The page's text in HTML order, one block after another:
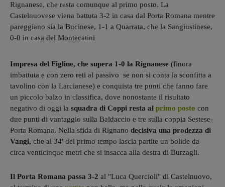
Rignanese, che resta comunque al primo posto. La
Castelnuovese viena battuta 3-2 in casa dal Porta Romana mentre
pareggiano sia la Bucinese, 1-1 a Quarrata, che la Sangiustinese,
0-0 in casa del Montecatini
Impresa del Figline, che supera 1-0 la Rignanese (finora
imbattuta e con zero reti al passivo se non si conta la sconfitta a
tavolino con la Larcianese) e conquista tre punti che fanno fare
un piccolo balzo in classifica, dove nonostante il risultato
negativo di oggi la squadra di Coppi resta al primo posto con
due punti di vantaggio sulla Baldaccio e tre sulla coppia Sestese-
Porta Romana. Nella sfida di Rignano decisiva una prodezza di
Vangi, che al 34' del primo tempo lascia partite un bolide da
circa venticinque metri che si insacca alla destra di Burzagli.
Il Porta Romana passa 3-2 al "Luca Quercioli" di Castelnuovo,